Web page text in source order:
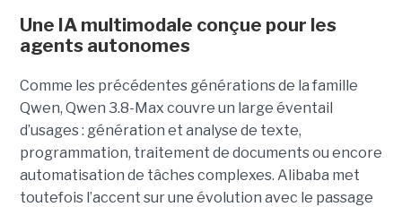
Une IA multimodale conçue pour les
agents autonomes
Comme les précédentes générations de la famille
Qwen, Qwen 3.8-Max couvre un large éventail
d’usages : génération et analyse de texte,
programmation, traitement de documents ou encore
automatisation de tâches complexes. Alibaba met
toutefois l’accent sur une évolution avec le passage